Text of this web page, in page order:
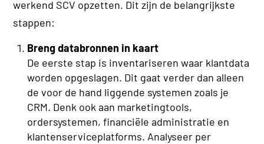
werkend SCV opzetten. Dit zijn de belangrijkste
stappen:
Breng databronnen in kaart
De eerste stap is inventariseren waar klantdata
worden opgeslagen. Dit gaat verder dan alleen
de voor de hand liggende systemen zoals je
CRM. Denk ook aan marketingtools,
ordersystemen, financiële administratie en
klantenserviceplatforms. Analyseer per